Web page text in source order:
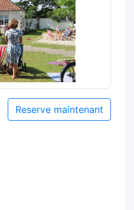
Reserve maintenant